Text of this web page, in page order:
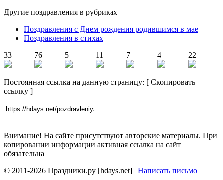
Другие поздравления в рубриках
Поздравления с Днем рождения родившимся в мае
Поздравления в стихах
33
76 5 11 7 4 22
Постоянная ссылка на данную страницу: [ Скопировать
ссылку ]
Внимание! На сайте присутствуют авторские материалы. При
копировании информации активная ссылка на сайт
обязательна
© 2011-2026 Праздники.ру [hdays.net] | Написать письмо